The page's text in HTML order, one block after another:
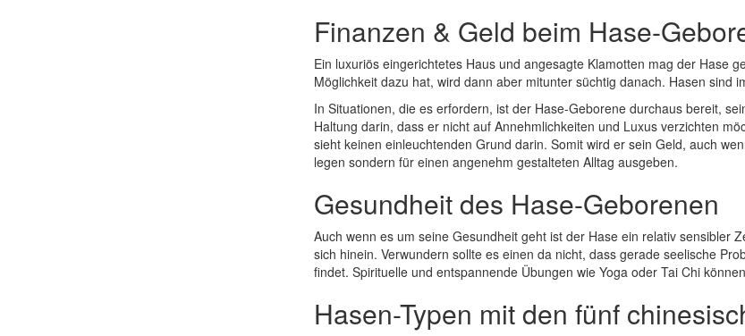
Finanzen & Geld beim Hase-
Ein luxuriös eingerichtetes Haus und angesagte Klamotten mag der Hase
Möglichkeit dazu hat, wird dann aber mitunter süchtig danach. Hasen sind
In Situationen, die es erfordern, ist der Hase-Geborene durchaus bereit,
Haltung darin, dass er nicht auf Annehmlichkeiten und Luxus verzichten
sieht keinen einleuchtenden Grund darin. Somit wird er sein Geld, auch
legen sondern für einen angenehm gestalteten Alltag ausgeben.
Gesundheit des Hase-Geborenen
Auch wenn es um seine Gesundheit geht ist der Hase ein relativ sensibler
sich hinein. Verwundern sollte es einen da nicht, dass gerade seelische
findet. Spirituelle und entspannende Übungen wie Yoga oder Tai Chi
Hasen-Typen mit den fünf